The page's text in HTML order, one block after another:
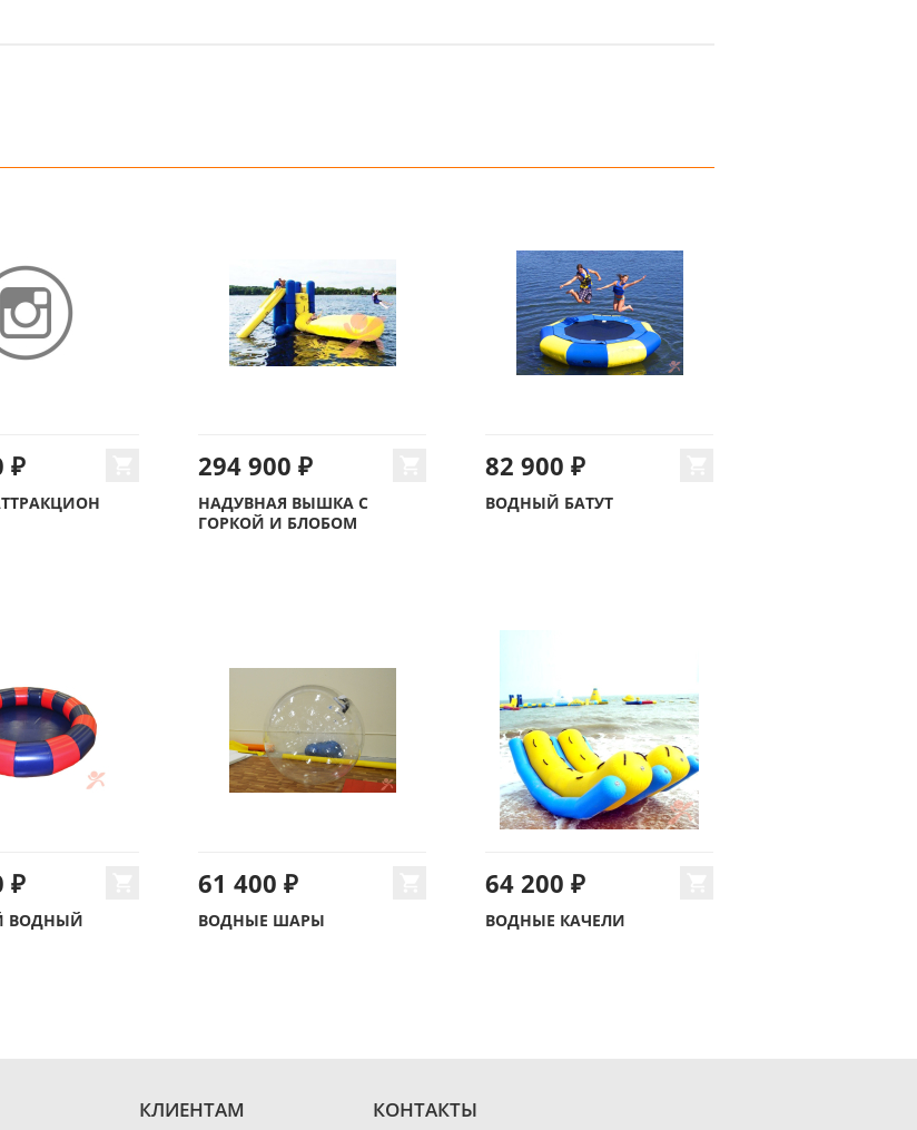
₽ 294 900 ₽
НАДУВНАЯ ВЫШКА С
ГОРКОЙ И БЛОБОМ
82 900 ₽
ВОДНЫЙ БАТУТ
₽
ВОДНЫЙ
61 400 ₽
ВОДНЫЕ ШАРЫ
64 200 ₽
ВОДНЫЕ КАЧЕЛИ
КЛИЕНТАМ КОНТАКТЫ